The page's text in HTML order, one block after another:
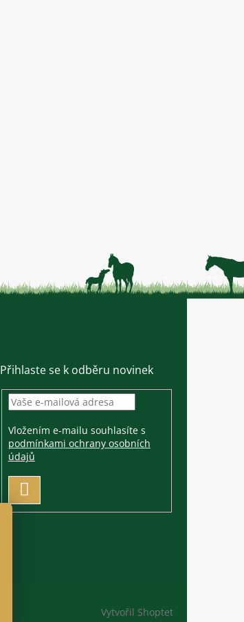
Přihlaste se k odběru novinek
Vložením e-mailu souhlasíte s
podmínkami ochrany osobních
údajů
SE
Vytvořil Shoptet